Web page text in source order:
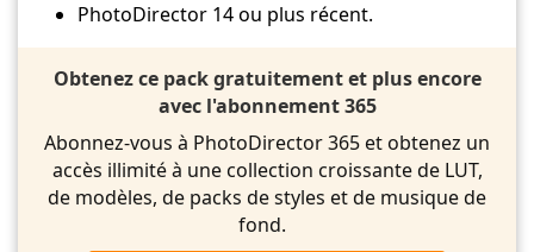
PhotoDirector 14 ou plus récent.
Obtenez ce pack gratuitement et plus encore
avec l'abonnement 365
Abonnez-vous à PhotoDirector 365 et obtenez un
accès illimité à une collection croissante de LUT,
de modèles, de packs de styles et de musique de
fond.